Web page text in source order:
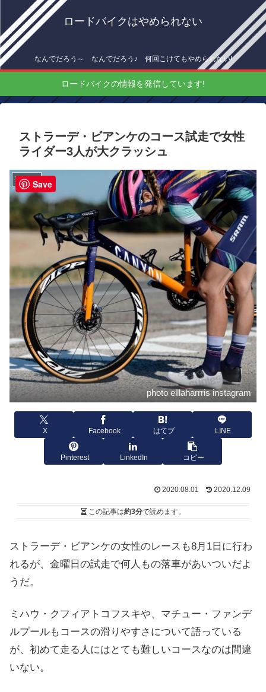
ロードバイクはやめられない
なんでだろう～ なんでだろう♪ 何回こけてもやめられない!
ロードバイクの情報を発信しています!
ストラーデ・ビアンケのコース試走で女性
ライダー3人が大クラッシュ
海外情報
photo elllaharrris instagram
X Facebook はてブ LINE
Pinterest LinkedIn コピー
2020.08.01 2020.12.09
この記事は約3分で読めます。
ストラーデ・ビアンケの女性のレースも8月1日に行わ
れるが、金曜日の試走で何人もの落車があいついだよ
うだ。
ミハウ・クフィアトコフスキや、マチュー・ファンデ
ルプールもコースの滑りやすさについて語っている
が、初めて走る人にはとても難しいコースなのは間違
いない。
Save